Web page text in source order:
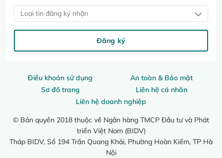
Điều khoản sử dụng
An toàn & Bảo mật
Sơ đồ trang
Liên hệ cá nhân
Liên hệ doanh nghiệp
© Bản quyền 2018 thuộc về Ngân hàng TMCP Đầu tư và Phát
triển Việt Nam (BIDV)
Tháp BIDV, Số 194 Trần Quang Khải, Phường Hoàn Kiếm, TP Hà
Nội
Loại tin đăng ký nhận
Đăng ký